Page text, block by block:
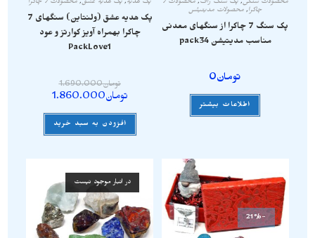
محصولات سنگی,پک سنگ راف,
محصولات 7
چاکرا,محصولات مدیتیشن
پک سنگ 7 چاکرا از سنگهای معدنی
مناسب مدیتیشن pack34
تومان0
اطلاعات بیشتر
پک هدیه, پک هدیه عشق, محصولات 7 چاکرا
پک هدیه عشق (ولنتاین) سنگهای 7
چاکرا بهمراه آویز کوارتز و عود
PackLove1
تومان1.690.000
تومان1.860.000
افزودن به سبد خرید
-21%
در انبار موجود نیست